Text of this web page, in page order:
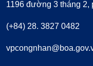
1196 đường 3 tháng
(+84) 28. 3827 0482